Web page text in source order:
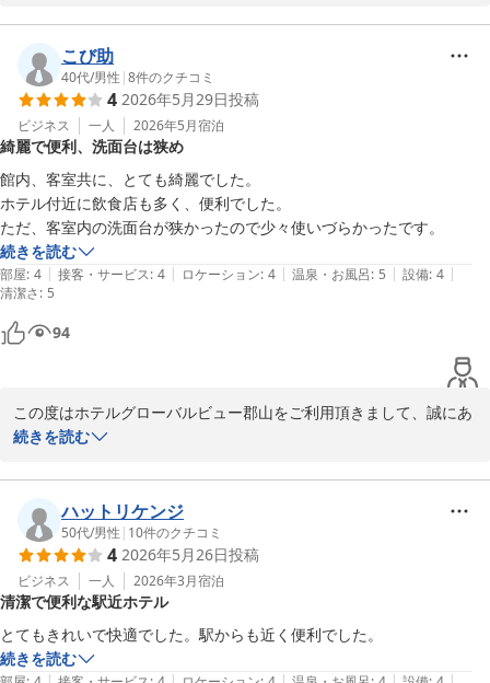
いたしました。
朝食は、グリーンカレーやクリームボックスをはじめ、
手作り感を大切にしながら様々なメニューをご用意しておりますの
で、
ご満足頂けたご様子にスタッフ一同励みになります。
今後も快適なご宿泊と、更にお楽しみ頂けるご朝食をご提供出来る
よう努めて参ります。
お忙しい中、ご投稿をお寄せいただきありがとうございました。
またのお越しを心よりお待ち申し上げております。
フロント　小久保
ホテルグローバルビュー郡山
こび助
40代/男性 |8件のクチコミ
4 2026年5月29日投稿
ビジネス 一人 2026年5月宿泊
綺麗で便利、洗面台は狭め
館内、客室共に、とても綺麗でした。
ホテル付近に飲食店も多く、便利でした。
ただ、客室内の洗面台が狭かったので少々使いづらかったです。
続きを読む
部屋: 4 | 接客・サービス: 4 | ロケーション: 4 | 温泉・お風呂: 5 | 設備: 4 |
清潔さ: 5
94
この度はホテルグローバルビュー郡山をご利用頂きまして、誠にあ
りがとうございます。
く拝見いたしました。
また、周辺の飲食店や立地の利便性についても、便利にご利用頂け
た様で何よりでございます。
一方で、お部屋の洗面台につきまして率直なお声をお寄せいただき
ありがとうございます。
当ホテルはコンパクトな設計となっておりますが、頂いた貴重なご
意見は今後の参考とさせて頂きます。
今後も快適にお過ごしいただける環境づくりに努めて参ります。
お忙しい中、ご投稿をお寄せいただきありがとうございました。
続きを読む
ハットリケンジ
50代/男性 | 10件のクチコミ
4 2026年5月26日投稿
ビジネス 一人 2026年3月宿泊
清潔で便利な駅近ホテル
とてもきれいで快適でした。駅からも近く便利でした。
続きを読む